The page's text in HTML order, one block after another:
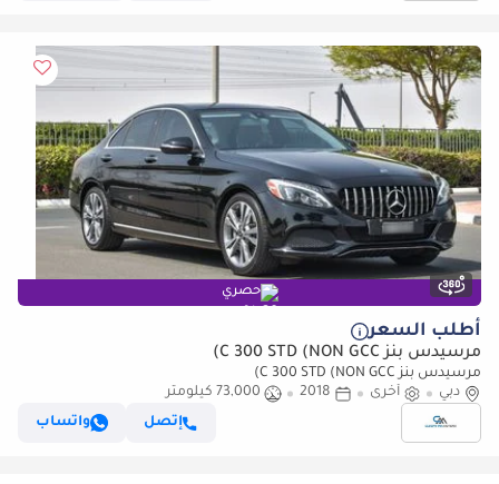
حصري
أطلب السعر
مرسيدس بنز C 300 STD (NON GCC)
مرسيدس بنز C 300 STD (NON GCC)
دبي
أخرى 2018
73,000 كيلومتر
إتصل
واتساب